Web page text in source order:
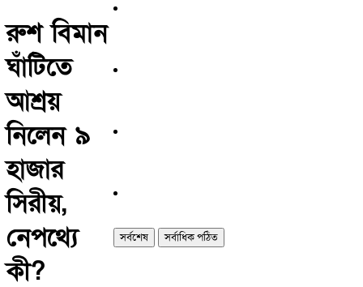
রুশ বিমান
ঘাঁটিতে
আশ্রয়
নিলেন ৯
হাজার
সিরীয়,
নেপথ্যে
কী?
সর্বশেষ সর্বাধিক পঠিত